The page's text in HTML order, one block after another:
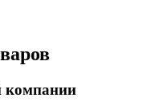
компании